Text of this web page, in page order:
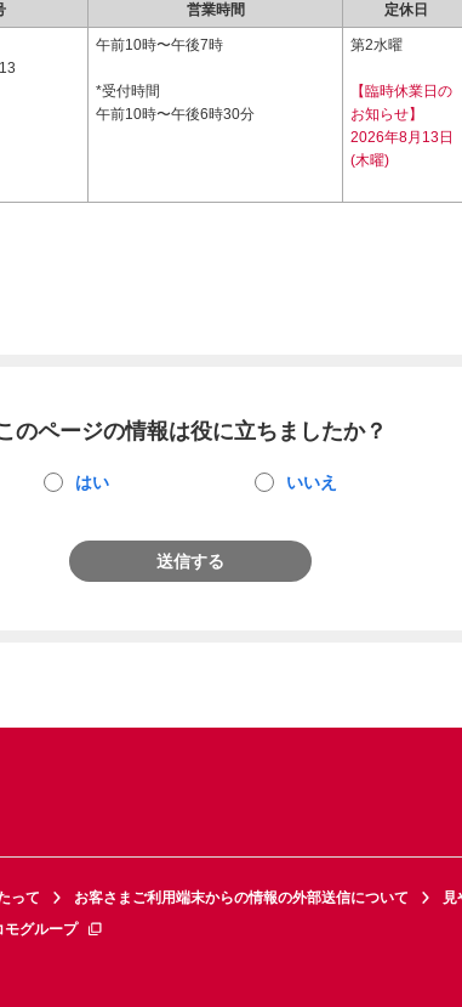
営業時間 定休日
午前10時〜午後7時
*受付時間
午前10時〜午後6時30分
第2水曜
【臨時休業日の
お知らせ】
2026年8月13日
(木曜)
のページの情報は役に立ちましたか？
はい いいえ
送信する
って お客さまご利用端末からの情報の外部送信について
見
モグループ